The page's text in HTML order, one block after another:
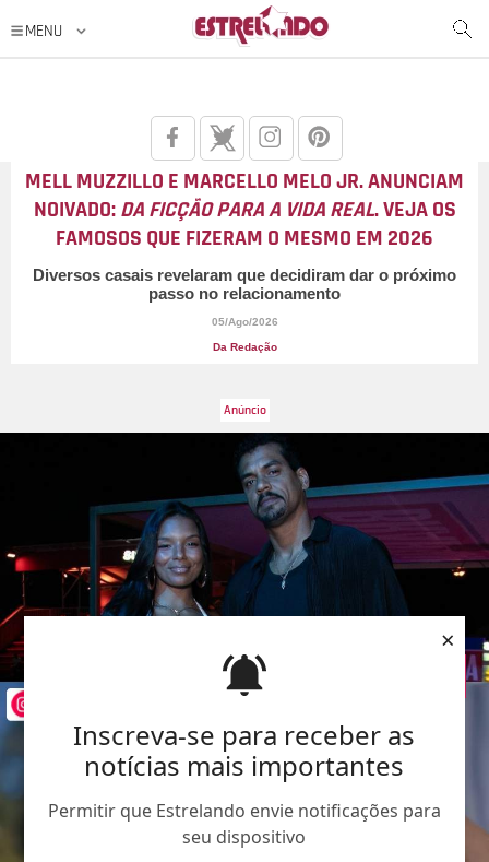
Inscreva-se para receber as
notícias mais importantes
Permitir que Estrelando envie notificações para
seu dispositivo
×
MELL MUZZILLO E MARCELLO MELO JR. ANUNCIAM
NOIVADO:DA FICÇÃO PARA A VIDA REAL. VEJA OS
FAMOSOS QUE FIZERAM O MESMO EM 2026
Diversos casais revelaram que decidiram dar o próximo
passo no relacionamento
05/Ago/2026
Da Redação